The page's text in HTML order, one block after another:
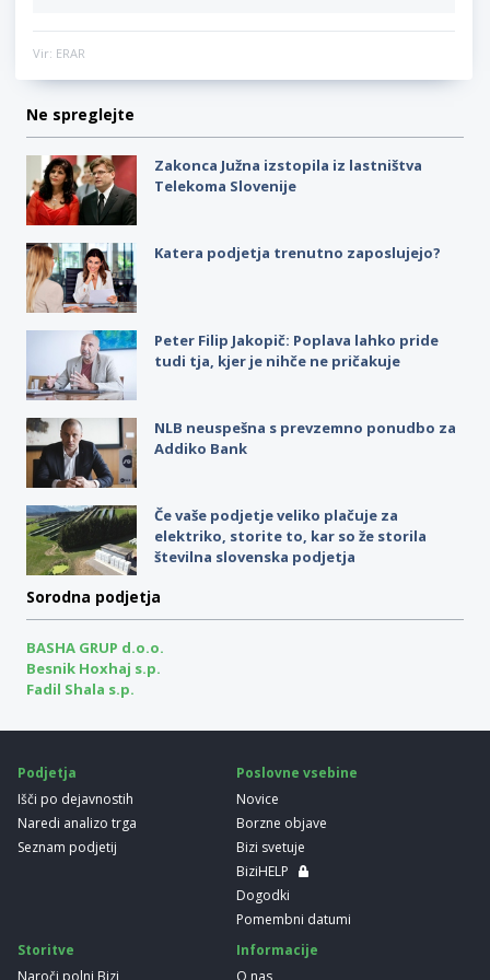
Vir: ERAR
Ne spreglejte
Zakonca Južna izstopila iz lastništva
Telekoma Slovenije
Katera podjetja trenutno zaposlujejo?
Peter Filip Jakopič: Poplava lahko pride
tudi tja, kjer je nihče ne pričakuje
NLB neuspešna s prevzemno ponudbo za
Addiko Bank
Če vaše podjetje veliko plačuje za
elektriko, storite to, kar so že storila
številna slovenska podjetja
Sorodna podjetja
BASHA GRUP d.o.o.
Besnik Hoxhaj s.p.
Fadil Shala s.p.
Podjetja
Išči po dejavnostih
Naredi analizo trga
Seznam podjetij
Poslovne vsebine
Novice
Borzne objave
Bizi svetuje
BiziHELP
Dogodki
Pomembni datumi
Storitve
Naroči polni Bizi
Informacije
O nas